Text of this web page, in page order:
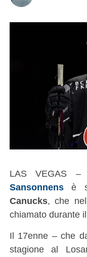
LAS VEGAS –
Sansonnensè
Canucks, che
chiamato durante
Il 17enne – che
stagione al